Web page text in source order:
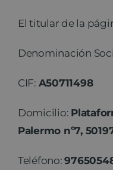
Noticias
El titular de la
Denominación
CIF: A50711498
Domicilio:
Palermo nº7,
Teléfono: